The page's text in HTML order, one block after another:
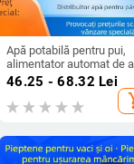
Apă potabilă pentru pui,
alimentator automat de
chiuvetă pentru pui,
apă potabilă, hrănire cu
ceaun pentru pui,
consumabile pentru
46.25 - 68.32 Lei